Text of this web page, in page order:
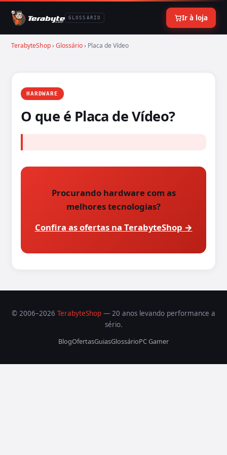
GLOSSÁRIO Ir à loja
TerabyteShop› Glossário› Placa de Vídeo
HARDWARE
O que é Placa de Vídeo?
Procurando hardware com as
melhores tecnologias?
Confira as ofertas na TerabyteShop →
© 2006–2026 TerabyteShop — 20 anos levando performance a
sério.
BlogOfertasGuiasGlossárioPC Gamer